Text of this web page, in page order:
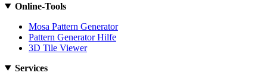
Online-Tools
Mosa Pattern Generator
Pattern Generator Hilfe
3D Tile Viewer
Services